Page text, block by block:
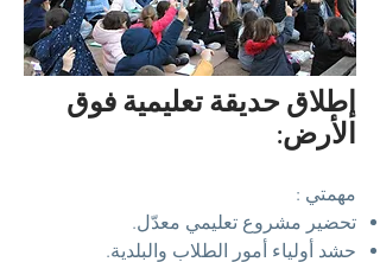
إطلاق حديقة تعليمية فوق
الأرض:
مهمتي :
تحضير مشروع تعليمي معدّل.
حشد أولياء أمور الطلاب والبلدية.